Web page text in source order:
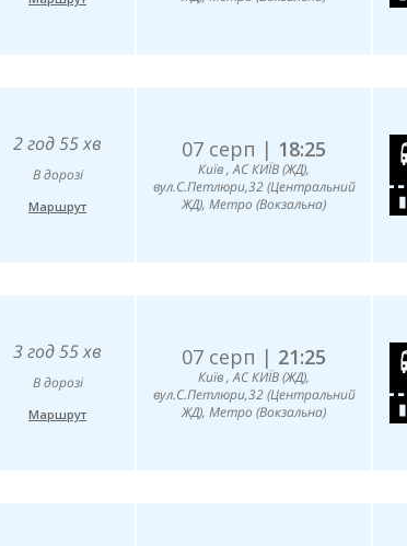
2 год 55 хв
В дорозі
Маршрут
07 серп | 18:25
Київ , АС КИЇВ (ЖД),
вул.С.Петлюри,32 (Центральний
ЖД), Метро (Вокзальна)
3 год 55 хв
В дорозі
Маршрут
07 серп | 21:25
Київ , АС КИЇВ (ЖД),
вул.С.Петлюри,32 (Центральний
ЖД), Метро (Вокзальна)